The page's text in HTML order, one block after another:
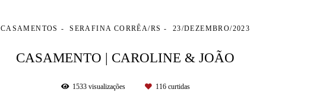
CASAMENTOS SERAFINA CORRÊA/RS 23/DEZEMBRO/2023
CASAMENTO | CAROLINE & JOÃO
1533visualizações 116curtidas